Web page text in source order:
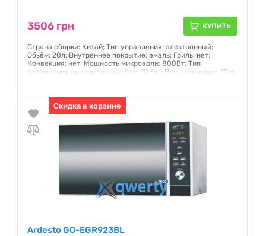
3506 грн КУПИТЬ
Страна сборки: Китай; Тип управления: электронный;
Обьём: 20л; Внутреннее покрытие: эмаль; Гриль: нет;
Конвекция: нет; Мощность микроволн: 800Вт; Тип
открывания дверцы: ручка; Вес: 10.5кг; Вес в упаковке: 12кг
Скидка в корзине
Ardesto GO-EGR923BL